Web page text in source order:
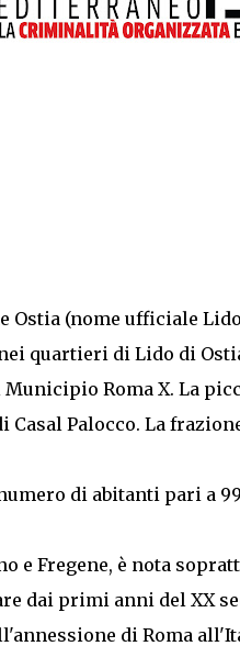
Ostia (nome ufficiale
quartieri di Lido di
Roma X. La
Palocco. La
di abitanti pari a
e Fregene, è nota
dai primi anni del XX
di Roma